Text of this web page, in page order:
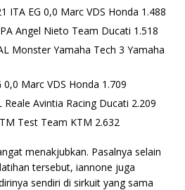
ITA EG 0,0 Marc VDS Honda 1.488
Angel Nieto Team Ducati 1.518
Monster Yamaha Tech 3 Yamaha
0,0 Marc VDS Honda 1.709
Reale Avintia Racing Ducati 2.209
Test Team KTM 2.632
menakjubkan. Pasalnya selain
tersebut, iannone juga
sendiri di sirkuit yang sama